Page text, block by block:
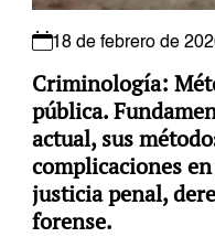
18 de febrero de
Criminología:
pública.
actual, sus
complicaciones
justicia penal,
forense.